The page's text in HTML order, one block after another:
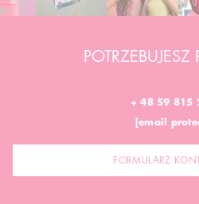
+ 48 59 815
[email
FORMULARZ